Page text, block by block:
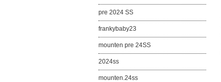
pre 2024 SS
frankybaby23
mounten pre 24SS
2024ss
mounten.24ss